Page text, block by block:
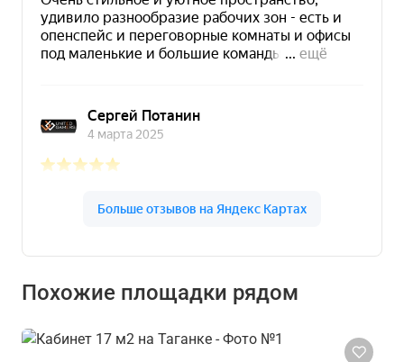
Похожие площадки рядом